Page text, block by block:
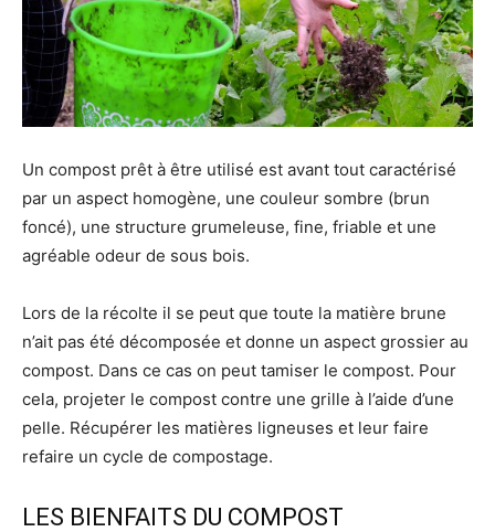
Un compost prêt à être utilisé est avant tout caractérisé
par un aspect homogène, une couleur sombre (brun
foncé), une structure grumeleuse, fine, friable et une
agréable odeur de sous bois.
Lors de la récolte il se peut que toute la matière brune
n’ait pas été décomposée et donne un aspect grossier au
compost. Dans ce cas on peut tamiser le compost. Pour
cela, projeter le compost contre une grille à l’aide d’une
pelle. Récupérer les matières ligneuses et leur faire
refaire un cycle de compostage.
LES BIENFAITS DU COMPOST